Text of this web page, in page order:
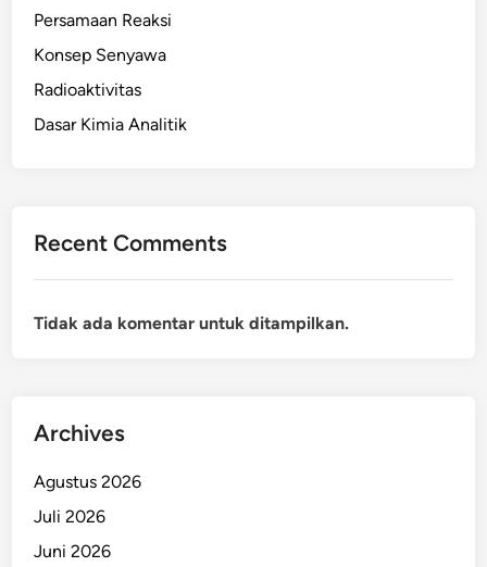
Persamaan Reaksi
Konsep Senyawa
Radioaktivitas
Dasar Kimia Analitik
Recent Comments
Tidak ada komentar untuk ditampilkan.
Archives
Agustus 2026
Juli 2026
Juni 2026